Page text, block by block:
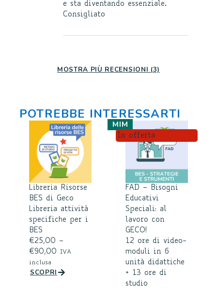
e sta diventando essenziale.
Consigliato
MOSTRA PIÙ RECENSIONI (3)
POTREBBE INTERESSARTI
Libreria Risorse
BES di Geco
Libreria attività
specifiche per i
BES
€25,00 –
€90,00
IVA
inclusa
SCOPRI
FAD – Bisogni
Educativi
Speciali: al
lavoro con
GECO!
12 ore di video-
moduli in 6
unità didattiche
+ 13 ore di
studio
MIM
In offerta